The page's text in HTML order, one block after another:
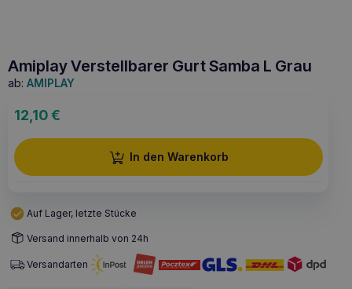
Amiplay Verstellbarer Gurt Samba L Grau
ab: AMIPLAY
12,10€
In den Warenkorb
Auf Lager, letzte Stücke
Versand innerhalb von 24h
Versandarten